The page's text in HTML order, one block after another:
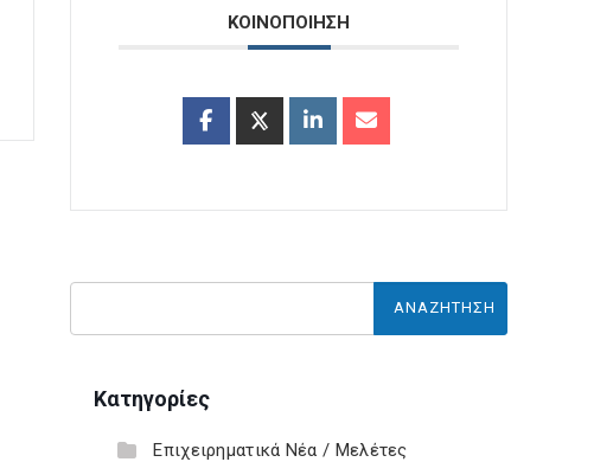
ΚΟΙΝΟΠΟΙΗΣΗ
Κατηγορίες
Επιχειρηματικά Νέα / Μελέτες